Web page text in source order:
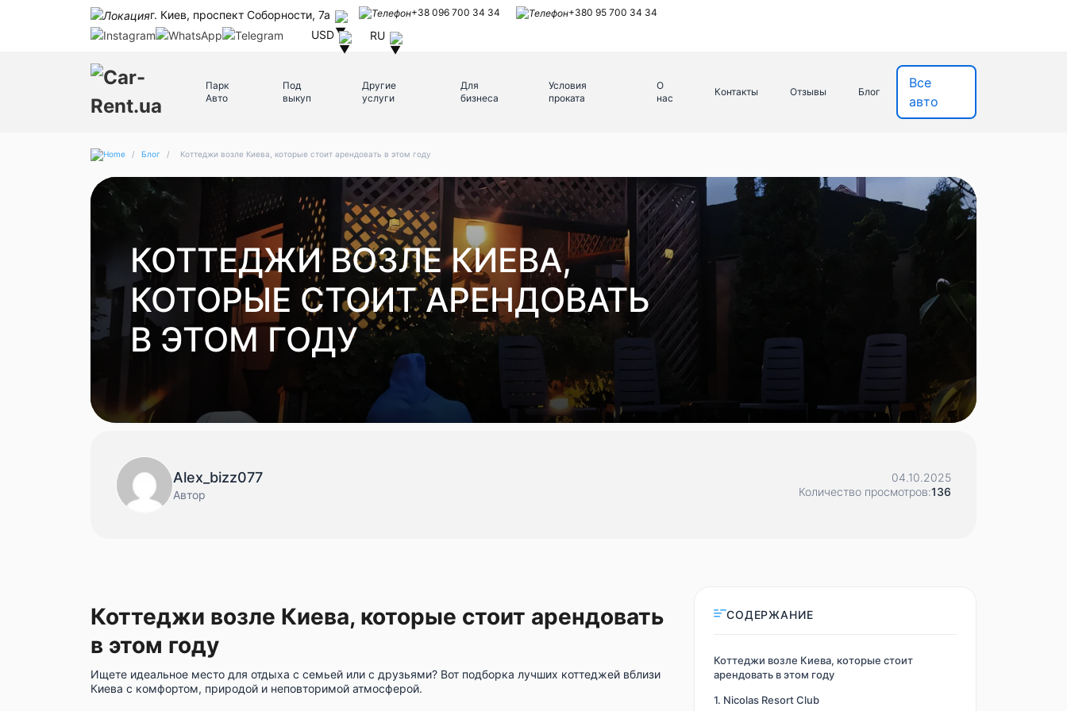
г. Киев, проспект Соборности, 7а +38 096 700 34 34 +380 95 700 34 34
USD RU
Парк
Авто
Под
выкуп
Другие
услуги
Для
бизнеса
Условия
проката
О
нас
Контакты Отзывы Блог
Все
авто
/ Блог / Коттеджи возле Киева, которые стоит арендовать в этом году
КОТТЕДЖИ ВОЗЛЕ КИЕВА,
КОТОРЫЕ СТОИТ АРЕНДОВАТЬ
В ЭТОМ ГОДУ
Alex_bizz077
Автор
04.10.2025
Количество просмотров:136
СОДЕРЖАНИЕ
Коттеджи возле Киева, которые стоит
арендовать в этом году
1. Nicolas Resort Club
Коттеджи возле Киева, которые стоит арендовать
в этом году
Ищете идеальное место для отдыха с семьей или с друзьями? Вот подборка лучших коттеджей вблизи
Киева с комфортом, природой и неповторимой атмосферой.